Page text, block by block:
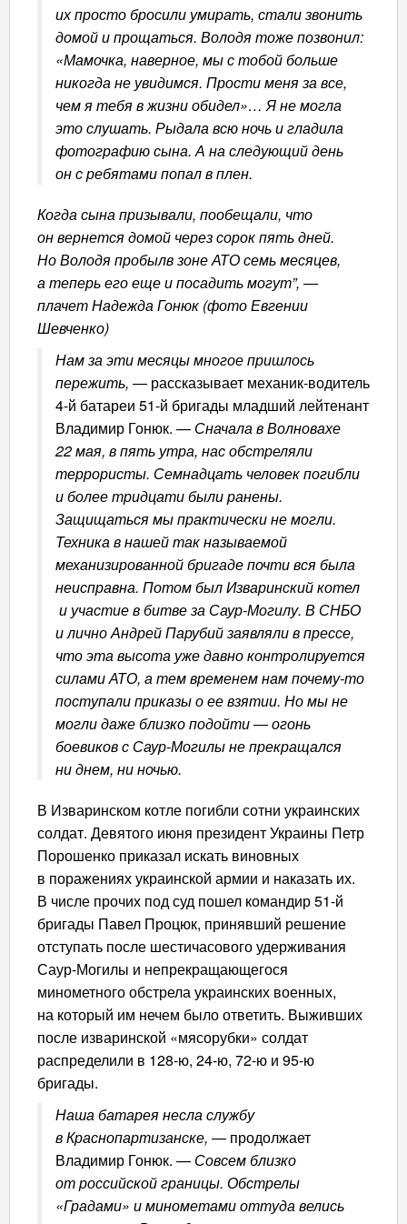
их просто бросили умирать, стали звонить
домой и прощаться. Володя тоже позвонил:
«Мамочка, наверное, мы с тобой больше
никогда не увидимся. Прости меня за все,
чем я тебя в жизни обидел»… Я не могла
это слушать. Рыдала всю ночь и гладила
фотографию сына. А на следующий день
он с ребятами попал в плен.
Когда сына призывали, пообещали, что
он вернется домой через сорок пять дней.
Но Володя пробылв зоне АТО семь месяцев,
а теперь его еще и посадить могут”, —
плачет Надежда Гонюк (фото Евгении
Шевченко)
Нам за эти месяцы многое пришлось
пережить, — рассказывает механик-водитель
4-й батареи 51-й бригады младший лейтенант
Владимир Гонюк. — Сначала в Волновахе
22 мая, в пять утра, нас обстреляли
террористы. Семнадцать человек погибли
и более тридцати были ранены.
Защищаться мы практически не могли.
Техника в нашей так называемой
механизированной бригаде почти вся была
неисправна. Потом был Изваринский котел
и участие в битве за Саур-Могилу. В СНБО
и лично Андрей Парубий заявляли в прессе,
что эта высота уже давно контролируется
силами АТО, а тем временем нам почему-то
поступали приказы о ее взятии. Но мы не
могли даже близко подойти — огонь
боевиков с Саур-Могилы не прекращался
ни днем, ни ночью.
В Изваринском котле погибли сотни украинских
солдат. Девятого июня президент Украины Петр
Порошенко приказал искать виновных
в поражениях украинской армии и наказать их.
В числе прочих под суд пошел командир 51-й
бригады Павел Процюк, принявший решение
отступать после шестичасового удерживания
Саур-Могилы и непрекращающегося
минометного обстрела украинских военных,
на который им нечем было ответить. Выживших
после изваринской «мясорубки» солдат
распределили в 128-ю, 24-ю, 72-ю и 95-ю
бригады.
Наша батарея несла службу
в Краснопартизанске, — продолжает
Владимир Гонюк. — Совсем близко
от российской границы. Обстрелы
«Градами» и минометами оттуда велись